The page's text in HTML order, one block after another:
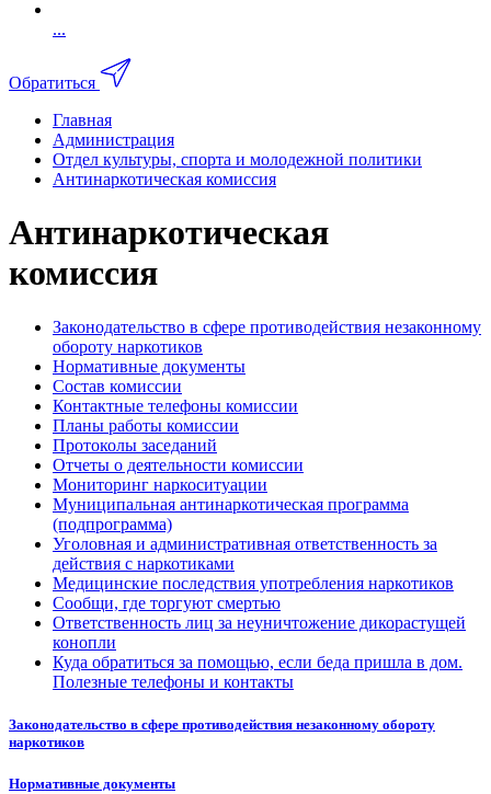
...
Обратиться
Главная
Администрация
Отдел культуры, спорта и молодежной политики
Антинаркотическая комиссия
Антинаркотическая
комиссия
Законодательство в сфере противодействия незаконному
обороту наркотиков
Нормативные документы
Состав комиссии
Контактные телефоны комиссии
Планы работы комиссии
Протоколы заседаний
Отчеты о деятельности комиссии
Мониторинг наркоситуации
Муниципальная антинаркотическая программа
(подпрограмма)
Уголовная и административная ответственность за
действия с наркотиками
Медицинские последствия употребления наркотиков
Сообщи, где торгуют смертью
Ответственность лиц за неуничтожение дикорастущей
конопли
Куда обратиться за помощью, если беда пришла в дом.
Полезные телефоны и контакты
Законодательство в сфере противодействия незаконному обороту
наркотиков
Нормативные документы